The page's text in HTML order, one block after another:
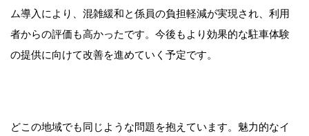
ム導入により、混雑緩和と係員の負担軽減が実現され、利用
者からの評価も高かったです。今後もより効果的な駐車体験
の提供に向けて改善を進めていく予定です。
どこの地域でも同じような問題を抱えています。魅力的なイ